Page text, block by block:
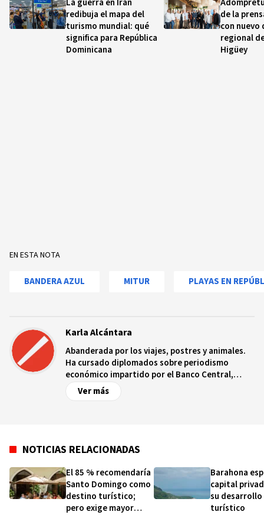
La guerra en Irán
redibuja el mapa del
turismo mundial: qué
significa para República
Dominicana
de la
con
regional
Higüey
EN ESTA NOTA
BANDERA AZUL MITUR PLAYAS EN
Karla Alcántara
Abanderada por los viajes, postres y animales.
Ha cursado diplomados sobre periodismo
económico impartido por el Banco Central,
periodismo de investigación por el Instituto
Tecnológico de Santo Domingo, finanzas por el
Ver más
NOTICIAS RELACIONADAS
El 85 % recomendaría
Santo Domingo como
destino turístico;
pero exige mayor
Barahona
capital
su desarrollo
turístico